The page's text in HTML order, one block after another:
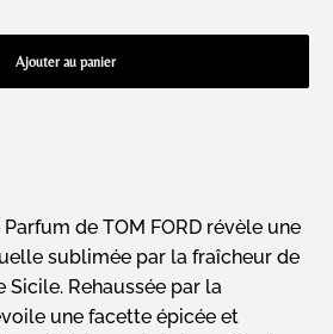
Ajouter au panier
de TOM FORD révèle une
sublimée par la fraîcheur de
Sicile. Rehaussée par la
une facette épicée et